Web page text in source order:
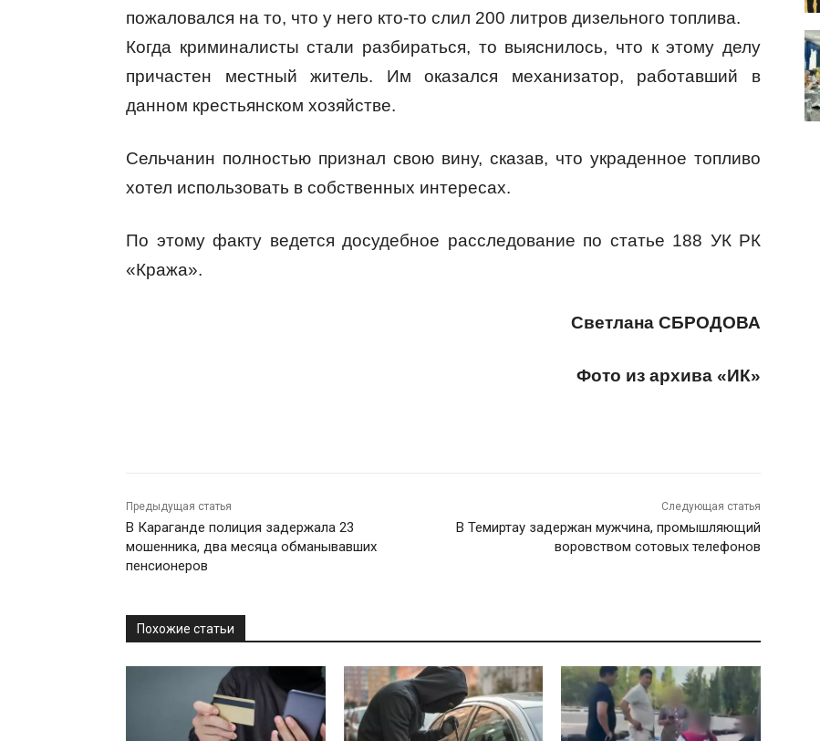
пожаловался на то, что у него кто-то слил 200 литров дизельного топлива.
Когда криминалисты стали разбираться, то выяснилось, что к этому делу
причастен местный житель. Им оказался механизатор, работавший в
данном крестьянском хозяйстве.
Сельчанин полностью признал свою вину, сказав, что украденное топливо
хотел использовать в собственных интересах.
По этому факту ведется досудебное расследование по статье 188 УК РК
«Кража».
Светлана СБРОДОВА
Фото из архива «ИК»
Предыдущая статья
В Караганде полиция задержала 23
мошенника, два месяца обманывавших
пенсионеров
Следующая статья
В Темиртау задержан мужчина, промышляющий
воровством сотовых телефонов
Похожие статьи